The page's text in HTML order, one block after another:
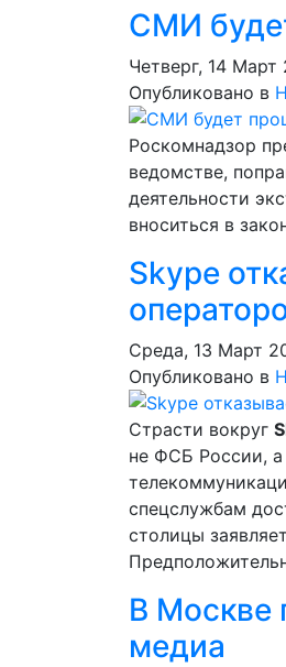
СМИ
Четверг, 14 Март
Опубликовано в
Роскомнадзор
ведомстве,
деятельности
вноситься в
Skype
Среда, 13 Март
Опубликовано в
Страсти вокруг
не ФСБ России, а
спецслужбам
столицы
В Москве
медиа